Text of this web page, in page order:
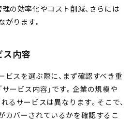
の効率化やコスト削減、さらには
ります。
ス内容
ビスを選ぶ際に、まず確認すべき重
サービス内容 」です。企業の規模や
るサービスは異なります。そこで、
カバーされているかを確認するこ